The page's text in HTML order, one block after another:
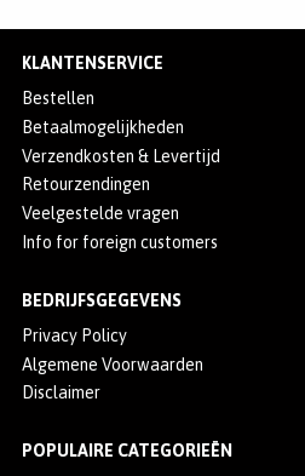
KLANTENSERVICE
Bestellen
Betaalmogelijkheden
Verzendkosten & Levertijd
Retourzendingen
Veelgestelde vragen
Info for foreign customers
BEDRIJFSGEGEVENS
Privacy Policy
Algemene Voorwaarden
Disclaimer
POPULAIRE CATEGORIEËN